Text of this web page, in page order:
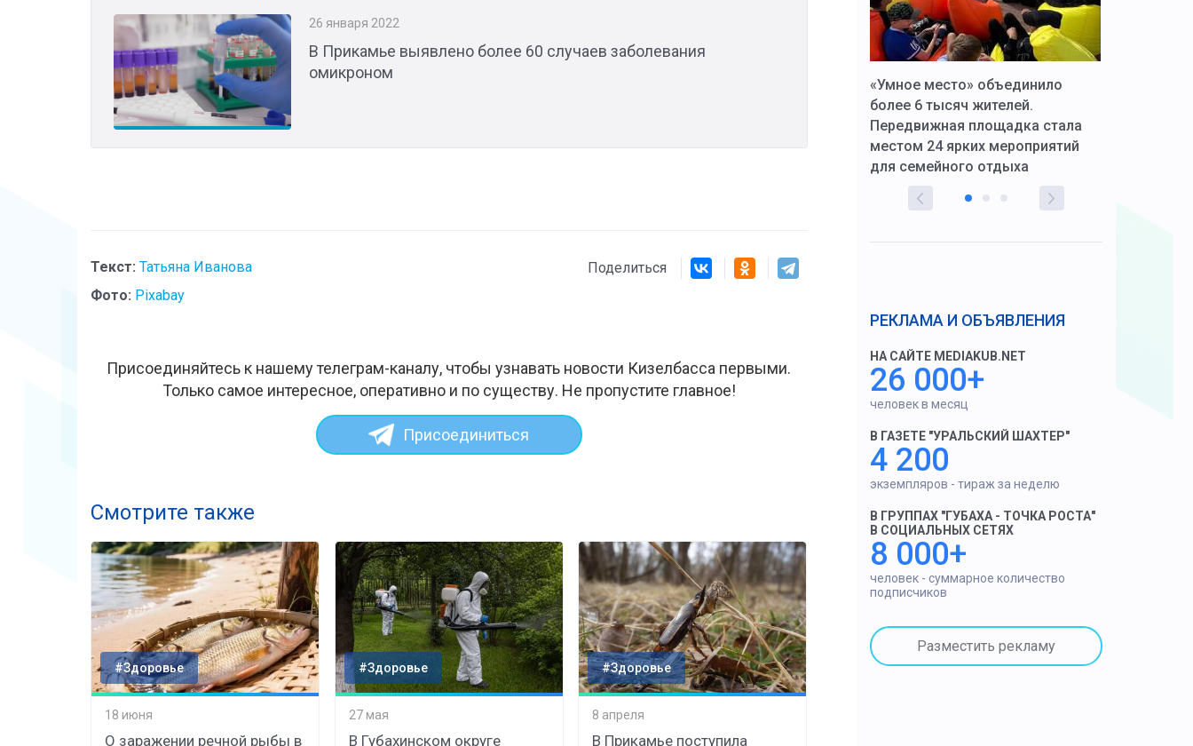
26 января 2022
В Прикамье выявлено более 60 случаев заболевания
омикроном
Текст: Татьяна Иванова
Фото: Pixabay
Поделиться
Присоединяйтесь к нашему телеграм-каналу, чтобы узнавать новости Кизелбасса первыми.
Только самое интересное, оперативно и по существу. Не пропустите главное!
Присоединиться
Смотрите также
#Здоровье
18 июня
О заражении речной рыбы в
#Здоровье
27 мая
В Губахинском округе
#Здоровье
8 апреля
В Прикамье поступила
реальностью свою детскую
«Умное место» объединило
более 6 тысяч жителей.
Передвижная площадка стала
местом 24 ярких мероприятий
для семейного отдыха
РЕКЛАМА И ОБЪЯВЛЕНИЯ
НА САЙТЕ MEDIAKUB.NET
26 000+
человек в месяц
В ГАЗЕТЕ "УРАЛЬСКИЙ ШАХТЕР"
4 200
экземпляров - тираж за неделю
В ГРУППАХ "ГУБАХА - ТОЧКА РОСТА"
В СОЦИАЛЬНЫХ СЕТЯХ
8 000+
человек - суммарное количество
подписчиков
Разместить рекламу